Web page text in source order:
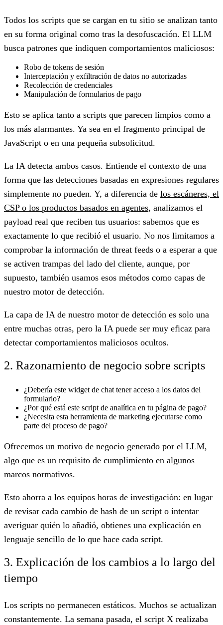
Todos los scripts que se cargan en tu sitio se analizan tanto
en su forma original como tras la desofuscación. El LLM
busca patrones que indiquen comportamientos maliciosos:
Robo de tokens de sesión
Interceptación y exfiltración de datos no autorizadas
Recolección de credenciales
Manipulación de formularios de pago
Esto se aplica tanto a scripts que parecen limpios como a
los más alarmantes. Ya sea en el fragmento principal de
JavaScript o en una pequeña subsolicitud.
La IA detecta ambos casos. Entiende el contexto de una
forma que las detecciones basadas en expresiones regulares
simplemente no pueden. Y, a diferencia de los escáneres, el
CSP o los productos basados en agentes, analizamos el
payload real que reciben tus usuarios: sabemos que es
exactamente lo que recibió el usuario. No nos limitamos a
comprobar la información de threat feeds o a esperar a que
se activen trampas del lado del cliente, aunque, por
supuesto, también usamos esos métodos como capas de
nuestro motor de detección.
La capa de IA de nuestro motor de detección es solo una
entre muchas otras, pero la IA puede ser muy eficaz para
detectar comportamientos maliciosos ocultos.
2. Razonamiento de negocio sobre scripts
¿Debería este widget de chat tener acceso a los datos del
formulario?
¿Por qué está este script de analítica en tu página de pago?
¿Necesita esta herramienta de marketing ejecutarse como
parte del proceso de pago?
Ofrecemos un motivo de negocio generado por el LLM,
algo que es un requisito de cumplimiento en algunos
marcos normativos.
Esto ahorra a los equipos horas de investigación: en lugar
de revisar cada cambio de hash de un script o intentar
averiguar quién lo añadió, obtienes una explicación en
lenguaje sencillo de lo que hace cada script.
3. Explicación de los cambios a lo largo del
tiempo
Los scripts no permanecen estáticos. Muchos se actualizan
constantemente. La semana pasada, el script X realizaba